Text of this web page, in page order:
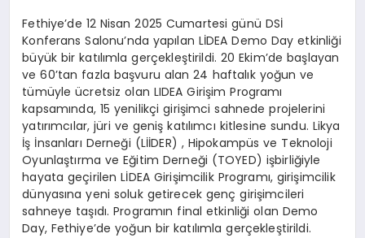
DIĞER
Fethiye’de 12 Nisan 2025 Cumartesi günü DSİ
Konferans Salonu’nda yapılan LİDEA Demo Day etkinliği
büyük bir katılımla gerçekleştirildi. 20 Ekim’de başlayan
ve 60’tan fazla başvuru alan 24 haftalık yoğun ve
tümüyle ücretsiz olan LIDEA Girişim Programı
kapsamında, 15 yenilikçi girişimci sahnede projelerini
yatırımcılar, jüri ve geniş katılımcı kitlesine sundu. Likya
İş İnsanları Derneği (LİİDER) , Hipokampüs ve Teknoloji
Oyunlaştırma ve Eğitim Derneği (TOYED) işbirliğiyle
hayata geçirilen LİDEA Girişimcilik Programı, girişimcilik
dünyasına yeni soluk getirecek genç girişimcileri
sahneye taşıdı. Programın final etkinliği olan Demo
Day, Fethiye’de yoğun bir katılımla gerçekleştirildi.